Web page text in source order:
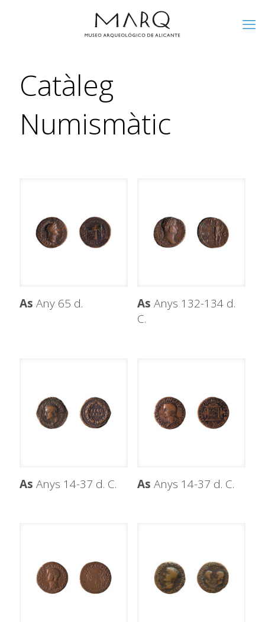
Catàleg
Numismàtic
As Any 65 d. As Anys 132-134 d.
C.
As Anys 14-37 d. C. As Anys 14-37 d. C.